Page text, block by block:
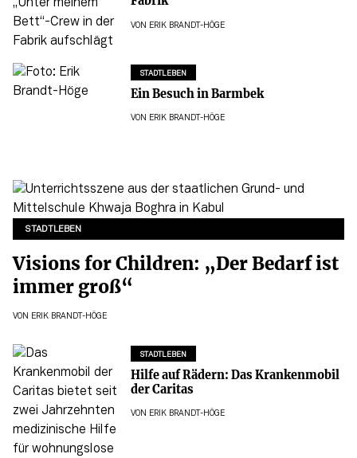
VON ERIK BRANDT-HÖGE
STADTLEBEN
Ein Besuch in Barmbek
VON ERIK BRANDT-HÖGE
STADTLEBEN
Visions for Children: „Der Bedarf ist
immer groß“
VON ERIK BRANDT-HÖGE
STADTLEBEN
Hilfe auf Rädern: Das Krankenmobil
der Caritas
VON ERIK BRANDT-HÖGE